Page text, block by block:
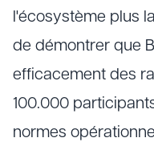
l'écosystème plus
de démontrer que
efficacement des
100.000
normes